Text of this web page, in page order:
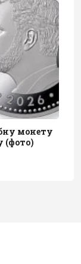
монету
(фото)